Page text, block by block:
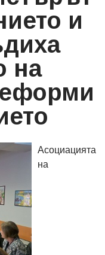
и
на
Асоциацията
на